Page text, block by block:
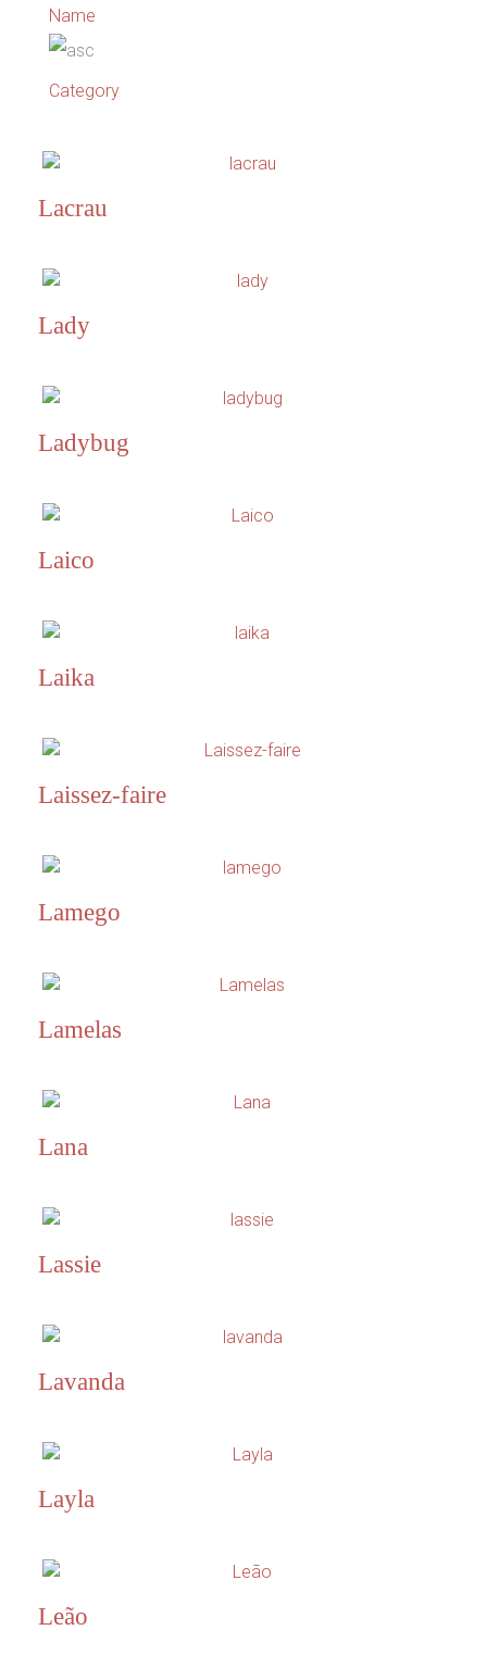
Name
Category
Lacrau
Lady
Ladybug
Laico
Laika
Laissez-faire
Lamego
Lamelas
Lana
Lassie
Lavanda
Layla
Leão